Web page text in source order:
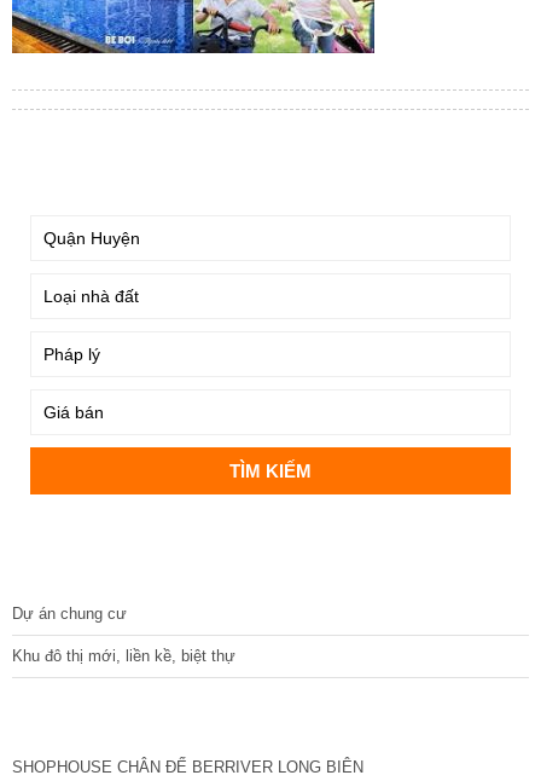
Dự án chung cư
Khu đô thị mới, liền kề, biệt thự
SHOPHOUSE CHÂN ĐẾ BERRIVER LONG BIÊN